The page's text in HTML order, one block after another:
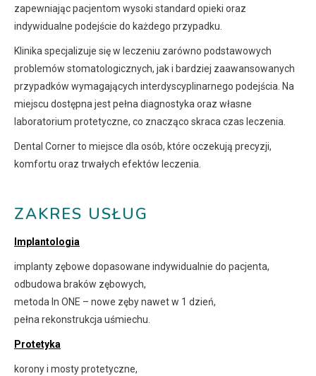
zapewniając pacjentom wysoki standard opieki oraz
indywidualne podejście do każdego przypadku.
Klinika specjalizuje się w leczeniu zarówno podstawowych
problemów stomatologicznych, jak i bardziej zaawansowanych
przypadków wymagających interdyscyplinarnego podejścia. Na
miejscu dostępna jest pełna diagnostyka oraz własne
laboratorium protetyczne, co znacząco skraca czas leczenia.
Dental Corner to miejsce dla osób, które oczekują precyzji,
komfortu oraz trwałych efektów leczenia.
ZAKRES USŁUG
Implantologia
implanty zębowe dopasowane indywidualnie do pacjenta,
odbudowa braków zębowych,
metoda In ONE – nowe zęby nawet w 1 dzień,
pełna rekonstrukcja uśmiechu.
Protetyka
korony i mosty protetyczne,